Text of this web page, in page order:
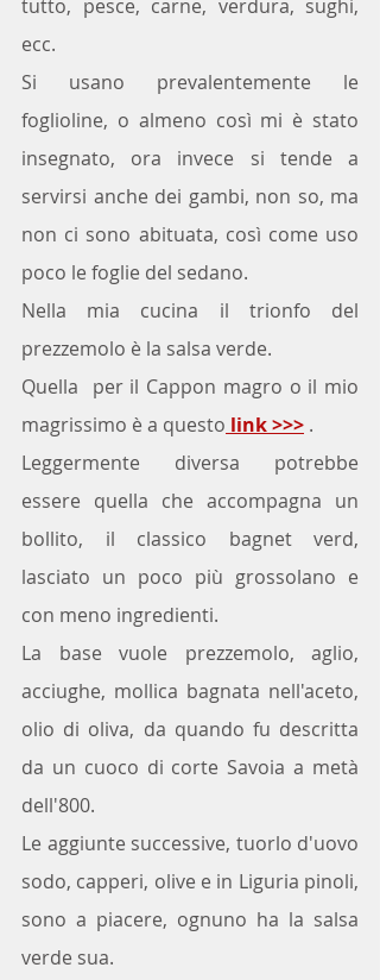
tutto, pesce, carne, verdura, sughi,
ecc.
Si usano prevalentemente le
foglioline, o almeno così mi è stato
insegnato, ora invece si tende a
servirsi anche dei gambi, non so, ma
non ci sono abituata, così come uso
poco le foglie del sedano.
Nella mia cucina il trionfo del
prezzemolo è la salsa verde.
Quella  per il Cappon magro o il mio
magrissimo è a questo link >>> .
Leggermente diversa potrebbe
essere quella che accompagna un
bollito, il classico bagnet verd,
lasciato un poco più grossolano e
con meno ingredienti.
La base vuole prezzemolo, aglio,
acciughe, mollica bagnata nell'aceto,
olio di oliva, da quando fu descritta
da un cuoco di corte Savoia a metà
dell'800.
Le aggiunte successive, tuorlo d'uovo
sodo, capperi, olive e in Liguria pinoli,
sono a piacere, ognuno ha la salsa
verde sua.